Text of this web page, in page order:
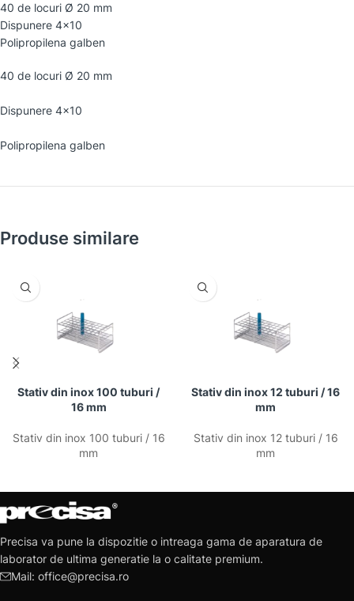
40 de locuri Ø 20 mm
Dispunere 4×10
Polipropilena galben
40 de locuri Ø 20 mm
Dispunere 4×10
Polipropilena galben
Produse similare
Stativ din inox 100 tuburi /
16 mm
Stativ din inox 100 tuburi / 16
mm
Stativ din inox 12 tuburi / 16
mm
Stativ din inox 12 tuburi / 16
mm
Precisa va pune la dispozitie o intreaga gama de aparatura de
laborator de ultima generatie la o calitate premium.
Mail: office@precisa.ro